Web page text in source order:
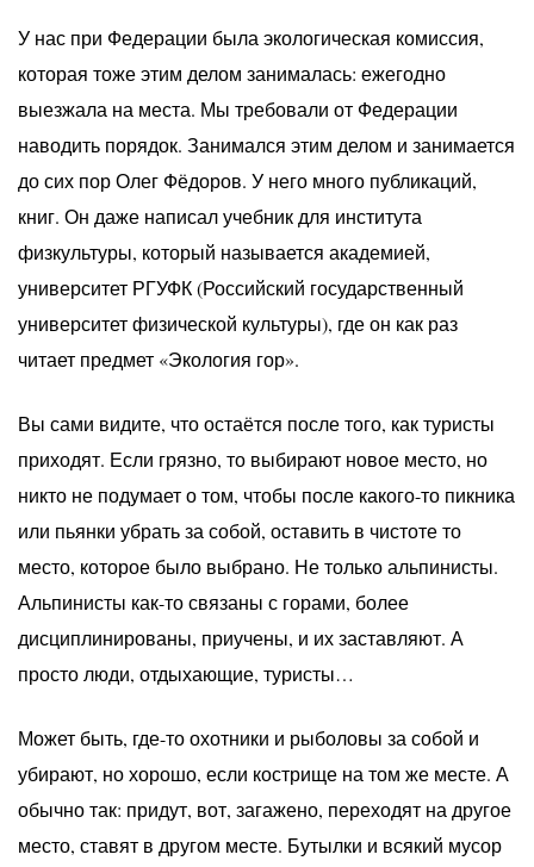
У нас при Федерации была экологическая комиссия,
которая тоже этим делом занималась: ежегодно
выезжала на места. Мы требовали от Федерации
наводить порядок. Занимался этим делом и занимается
до сих пор Олег Фёдоров. У него много публикаций,
книг. Он даже написал учебник для института
физкультуры, который называется академией,
университет РГУФК (Российский государственный
университет физической культуры), где он как раз
читает предмет «Экология гор».
Вы сами видите, что остаётся после того, как туристы
приходят. Если грязно, то выбирают новое место, но
никто не подумает о том, чтобы после какого-то пикника
или пьянки убрать за собой, оставить в чистоте то
место, которое было выбрано. Не только альпинисты.
Альпинисты как-то связаны с горами, более
дисциплинированы, приучены, и их заставляют. А
просто люди, отдыхающие, туристы…
Может быть, где-то охотники и рыболовы за собой и
убирают, но хорошо, если кострище на том же месте. А
обычно так: придут, вот, загажено, переходят на другое
место, ставят в другом месте. Бутылки и всякий мусор